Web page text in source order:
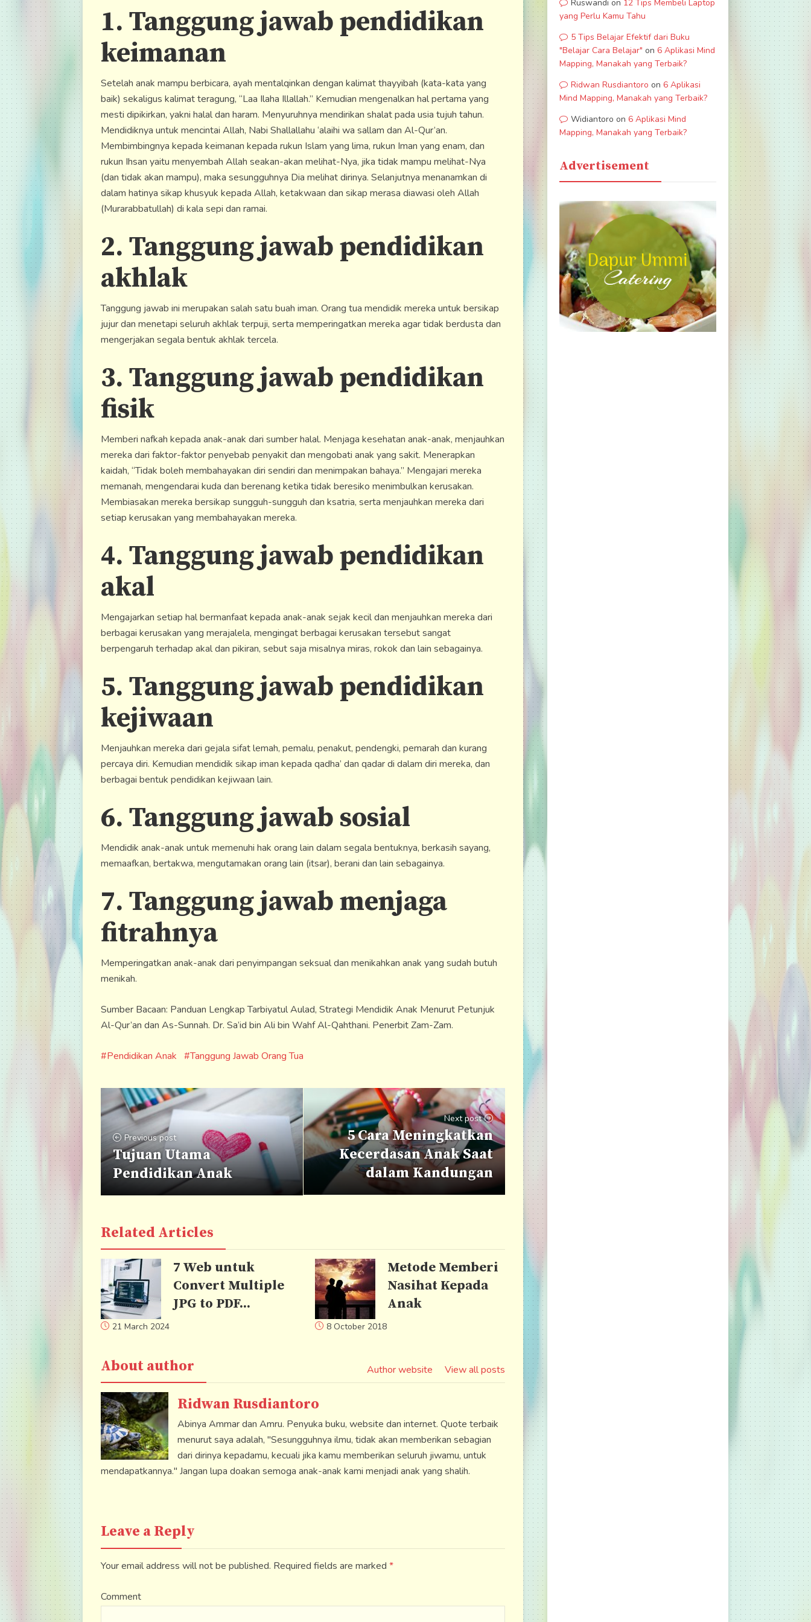
1. Tanggung jawab pendidikan
keimanan
Setelah anak mampu berbicara, ayah mentalqinkan dengan kalimat thayyibah (kata-kata yang
baik) sekaligus kalimat teragung, “Laa Ilaha Illallah.” Kemudian mengenalkan hal pertama yang
mesti dipikirkan, yakni halal dan haram. Menyuruhnya mendirikan shalat pada usia tujuh tahun.
Mendidiknya untuk mencintai Allah, Nabi Shallallahu ‘alaihi wa sallam dan Al-Qur’an.
Membimbingnya kepada keimanan kepada rukun Islam yang lima, rukun Iman yang enam, dan
rukun Ihsan yaitu menyembah Allah seakan-akan melihat-Nya, jika tidak mampu melihat-Nya
(dan tidak akan mampu), maka sesungguhnya Dia melihat dirinya. Selanjutnya menanamkan di
dalam hatinya sikap khusyuk kepada Allah, ketakwaan dan sikap merasa diawasi oleh Allah
(Murarabbatullah) di kala sepi dan ramai.
2. Tanggung jawab pendidikan
akhlak
Tanggung jawab ini merupakan salah satu buah iman. Orang tua mendidik mereka untuk bersikap
jujur dan menetapi seluruh akhlak terpuji, serta memperingatkan mereka agar tidak berdusta dan
mengerjakan segala bentuk akhlak tercela.
3. Tanggung jawab pendidikan
fisik
Memberi nafkah kepada anak-anak dari sumber halal. Menjaga kesehatan anak-anak, menjauhkan
mereka dari faktor-faktor penyebab penyakit dan mengobati anak yang sakit. Menerapkan
kaidah, “Tidak boleh membahayakan diri sendiri dan menimpakan bahaya.” Mengajari mereka
memanah, mengendarai kuda dan berenang ketika tidak beresiko menimbulkan kerusakan.
Membiasakan mereka bersikap sungguh-sungguh dan ksatria, serta menjauhkan mereka dari
setiap kerusakan yang membahayakan mereka.
4. Tanggung jawab pendidikan
akal
Mengajarkan setiap hal bermanfaat kepada anak-anak sejak kecil dan menjauhkan mereka dari
berbagai kerusakan yang merajalela, mengingat berbagai kerusakan tersebut sangat
berpengaruh terhadap akal dan pikiran, sebut saja misalnya miras, rokok dan lain sebagainya.
5. Tanggung jawab pendidikan
kejiwaan
Menjauhkan mereka dari gejala sifat lemah, pemalu, penakut, pendengki, pemarah dan kurang
percaya diri. Kemudian mendidik sikap iman kepada qadha’ dan qadar di dalam diri mereka, dan
berbagai bentuk pendidikan kejiwaan lain.
6. Tanggung jawab sosial
Mendidik anak-anak untuk memenuhi hak orang lain dalam segala bentuknya, berkasih sayang,
memaafkan, bertakwa, mengutamakan orang lain (itsar), berani dan lain sebagainya.
7. Tanggung jawab menjaga
fitrahnya
Memperingatkan anak-anak dari penyimpangan seksual dan menikahkan anak yang sudah butuh
menikah.
Sumber Bacaan: Panduan Lengkap Tarbiyatul Aulad, Strategi Mendidik Anak Menurut Petunjuk
Al-Qur’an dan As-Sunnah. Dr. Sa’id bin Ali bin Wahf Al-Qahthani. Penerbit Zam-Zam.
Pendidikan Anak Tanggung Jawab Orang Tua
Previous post
Tujuan Utama
Pendidikan Anak
Next post
5 Cara Meningkatkan
Kecerdasan Anak Saat
dalam Kandungan
Related Articles
7 Web untuk
Convert Multiple
JPG to PDF...
21 March 2024
Metode Memberi
Nasihat Kepada
Anak
8 October 2018
About author View all posts
Author website
Ridwan Rusdiantoro
Abinya Ammar dan Amru. Penyuka buku, website dan internet. Quote terbaik
menurut saya adalah, "Sesungguhnya ilmu, tidak akan memberikan sebagian
dari dirinya kepadamu, kecuali jika kamu memberikan seluruh jiwamu, untuk
mendapatkannya." Jangan lupa doakan semoga anak-anak kami menjadi anak yang shalih.
Leave a Reply
Your email address will not be published. Required fields are marked *
Comment
Ruswandi on 12 Tips Membeli Laptop
yang Perlu Kamu Tahu
5 Tips Belajar Efektif dari Buku
"Belajar Cara Belajar" on 6 Aplikasi Mind
Mapping, Manakah yang Terbaik?
Ridwan Rusdiantoro on 6 Aplikasi
Mind Mapping, Manakah yang Terbaik?
Widiantoro on 6 Aplikasi Mind
Mapping, Manakah yang Terbaik?
Advertisement